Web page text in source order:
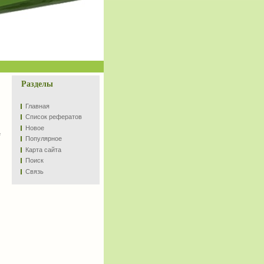
Разделы
Главная
Список рефератов
Новое
Популярное
Карта сайта
Поиск
Связь